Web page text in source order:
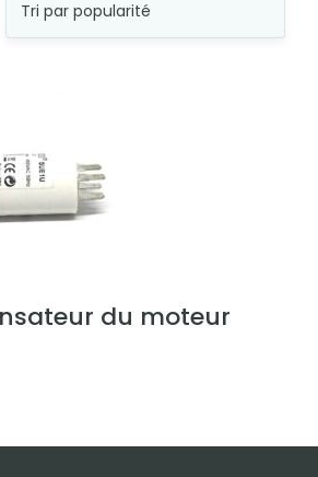
du moteur